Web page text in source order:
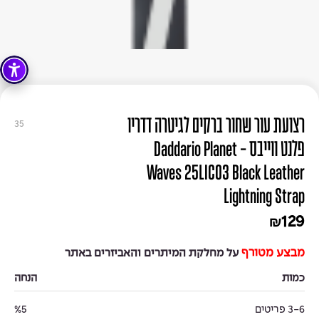
35
רצועת עור שחור ברקים לגיטרה דדריו
פלנט ווייבס - Daddario Planet
Waves 25LIC03 Black Leather
Lightning Strap
₪129
מבצע מטורף על מחלקת המיתרים והאביזרים באתר
כמות הנחה
3-6 פריטים %5